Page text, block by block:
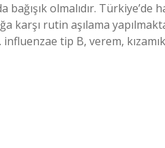
bağışık olmalıdır.
karşı rutin aşılama
tip B, verem,